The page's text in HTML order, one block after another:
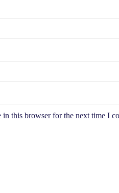
in this browser for the next time I